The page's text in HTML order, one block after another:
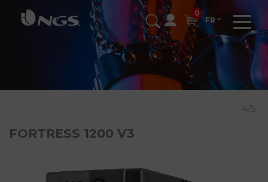
0
FR
4/5
FORTRESS 1200 V3